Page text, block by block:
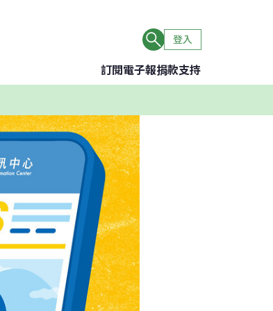
登入
訂閱電子報捐款支持